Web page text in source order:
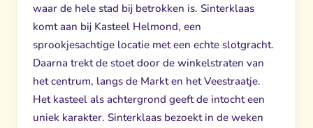
waar de hele stad bij betrokken is. Sinterklaas
komt aan bij Kasteel Helmond, een
sprookjesachtige locatie met een echte slotgracht.
Daarna trekt de stoet door de winkelstraten van
het centrum, langs de Markt en het Veestraatje.
Het kasteel als achtergrond geeft de intocht een
uniek karakter. Sinterklaas bezoekt in de weken